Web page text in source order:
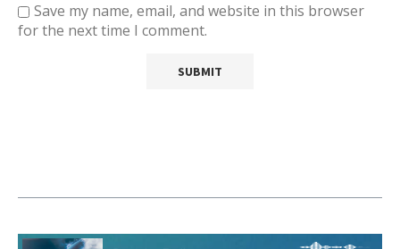
Save my name, email, and website in this browser
for the next time I comment.